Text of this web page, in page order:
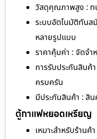
วัสดุคุณภาพสูง : ทน
ระบบอัตโนมัติทันส
หลายรูปแบบ
ราคาคุ้มค่า : จัดจำ
การรับประกันสินค้
ครบครัน
มีประกันสินค้า : สิน
ตู้กาแฟหยอดเหรียญ
เหมาะสำหรับร้าน